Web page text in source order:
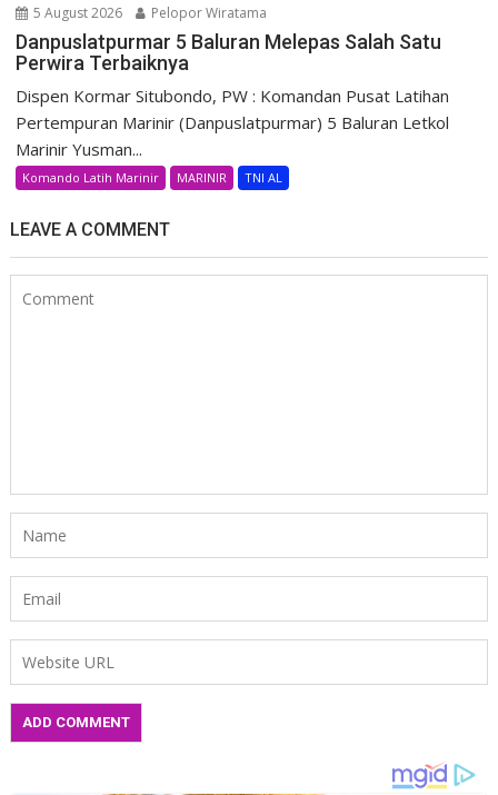
5 August 2026 Pelopor Wiratama
Danpuslatpurmar 5 Baluran Melepas Salah Satu
Perwira Terbaiknya
Dispen Kormar Situbondo, PW : Komandan Pusat Latihan
Pertempuran Marinir (Danpuslatpurmar) 5 Baluran Letkol
Marinir Yusman...
Komando Latih Marinir MARINIR TNI AL
LEAVE A COMMENT